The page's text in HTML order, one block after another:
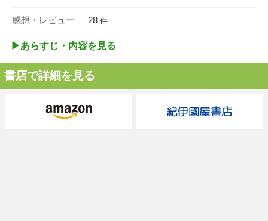
感想・レビュー 28 件
▶︎あらすじ・内容を見る
書店で詳細を見る